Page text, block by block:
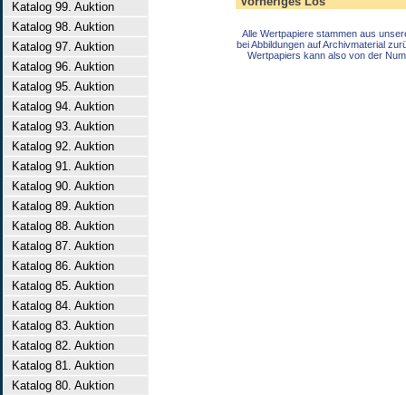
Katalog 99. Auktion
Katalog 98. Auktion
Katalog 97. Auktion
Katalog 96. Auktion
Katalog 95. Auktion
Katalog 94. Auktion
Katalog 93. Auktion
Katalog 92. Auktion
Katalog 91. Auktion
Katalog 90. Auktion
Katalog 89. Auktion
Katalog 88. Auktion
Katalog 87. Auktion
Katalog 86. Auktion
Katalog 85. Auktion
Katalog 84. Auktion
Katalog 83. Auktion
Katalog 82. Auktion
Katalog 81. Auktion
Katalog 80. Auktion
Alle Wertpapiere stammen aus
bei Abbildungen auf Archivmaterial
Wertpapiers kann also von der